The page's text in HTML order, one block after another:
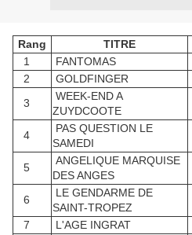
Rang TITRE
1
FANTOMAS
2
GOLDFINGER
3
WEEK-END A
ZUYDCOOTE
4
PAS QUESTION LE
SAMEDI
5
ANGELIQUE MARQUISE
DES ANGES
6
LE GENDARME DE
SAINT-TROPEZ
7
L'AGE INGRAT